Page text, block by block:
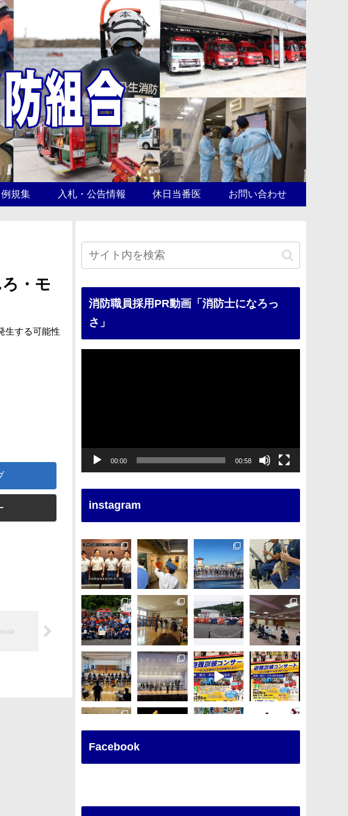
例規集 入札・公告情報 休日当番医 お問い合わせ
・モ
生する可能性
消防職員採用PR動画「消防士になろっ
さ」
00:00 00:58
instagram
Facebook